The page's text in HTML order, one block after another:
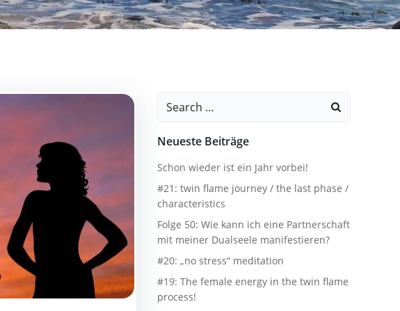
Search
Neueste Beiträge
Schon wieder ist ein Jahr vorbei!
#21: twin flame journey / the last phase /
characteristics
Folge 50: Wie kann ich eine Partnerschaft
mit meiner Dualseele manifestieren?
#20: „no stress“ meditation
#19: The female energy in the twin flame
process!